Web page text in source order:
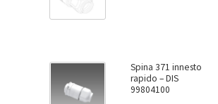
Spina 371 innesto
rapido – DIS
99804100